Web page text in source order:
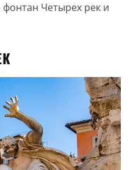
Четырех рек и